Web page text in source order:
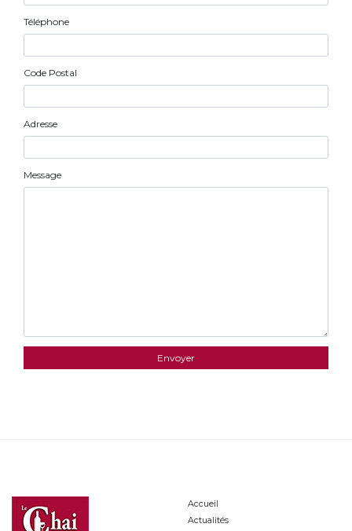
Téléphone
Code Postal
Adresse
Message
Accueil
Actualités